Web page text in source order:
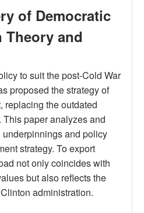
of Democratic
Theory and
to suit the post-Cold War
proposed the strategy of
replacing the outdated
paper analyzes and
and policy
strategy. To export
not only coincides with
but also reflects the
administration.